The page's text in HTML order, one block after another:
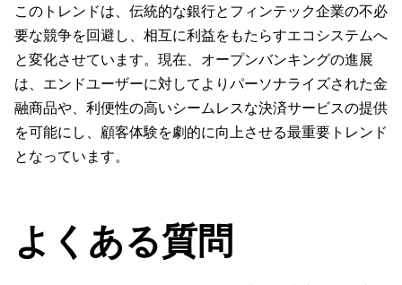
このトレンドは、伝統的な銀行とフィンテック企業の不必
要な競争を回避し、相互に利益をもたらすエコシステムへ
と変化させています。現在、オープンバンキングの進展
は、エンドユーザーに対してよりパーソナライズされた金
融商品や、利便性の高いシームレスな決済サービスの提供
を可能にし、顧客体験を劇的に向上させる最重要トレンド
となっています。
よくある質問